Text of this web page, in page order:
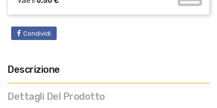
Condividi
Descrizione
Dettagli Del Prodotto